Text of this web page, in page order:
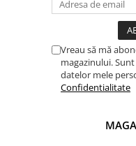
Vreau să mă
magazinului.
datelor mele
Confidentialitate